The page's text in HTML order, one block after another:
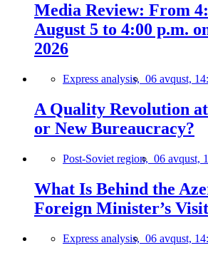
Media Review: From
August 5 to 4:00 p.m.
2026
Express analysis, 06 avqust,
A Quality Revolution
or New Bureaucracy?
Post-Soviet region, 06 avqust,
What Is Behind the
Foreign Minister’s
Express analysis, 06 avqust,